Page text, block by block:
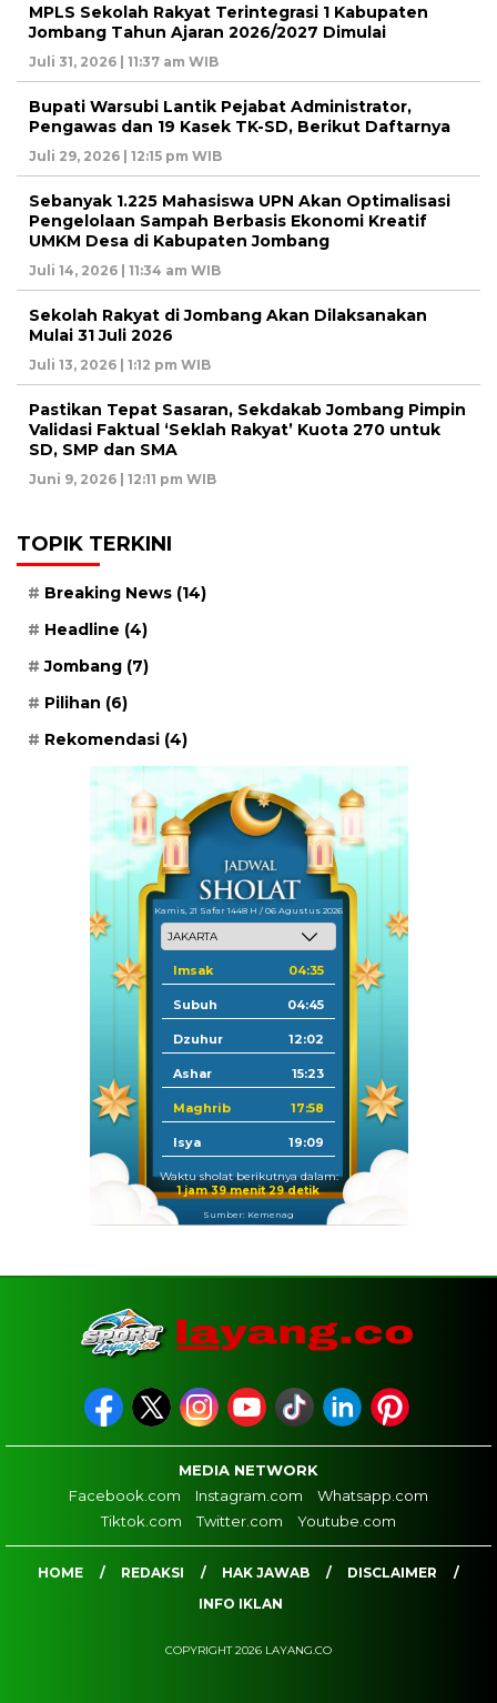
MPLS Sekolah Rakyat Terintegrasi 1 Kabupaten
Jombang Tahun Ajaran 2026/2027 Dimulai
Juli 31, 2026 | 11:37 am WIB
Bupati Warsubi Lantik Pejabat Administrator,
Pengawas dan 19 Kasek TK-SD, Berikut Daftarnya
Juli 29, 2026 | 12:15 pm WIB
Sebanyak 1.225 Mahasiswa UPN Akan Optimalisasi
Pengelolaan Sampah Berbasis Ekonomi Kreatif
UMKM Desa di Kabupaten Jombang
Juli 14, 2026 | 11:34 am WIB
Sekolah Rakyat di Jombang Akan Dilaksanakan
Mulai 31 Juli 2026
Juli 13, 2026 | 1:12 pm WIB
Pastikan Tepat Sasaran, Sekdakab Jombang Pimpin
Validasi Faktual ‘Seklah Rakyat’ Kuota 270 untuk
SD, SMP dan SMA
Juni 9, 2026 | 12:11 pm WIB
TOPIK TERKINI
Breaking News (14)
Headline (4)
Jombang (7)
Pilihan (6)
Rekomendasi (4)
Kamis, 21 Safar 1448 H / 06 Agustus 2026
Imsak 04:35
Subuh 04:45
Dzuhur 12:02
Ashar 15:23
Maghrib 17:58
Isya 19:09
Waktu sholat berikutnya dalam:
1 jam 39 menit 28 detik
Sumber: Kemenag
MEDIA NETWORK
Facebook.com
Instagram.com
Whatsapp.com
Tiktok.com
Twitter.com Youtube.com
HOME REDAKSI HAK JAWAB
DISCLAIMER
INFO IKLAN
COPYRIGHT 2026 LAYANG.CO